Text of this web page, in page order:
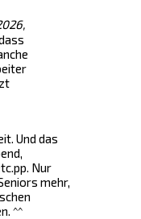
Und das
Nur
mehr,
^^